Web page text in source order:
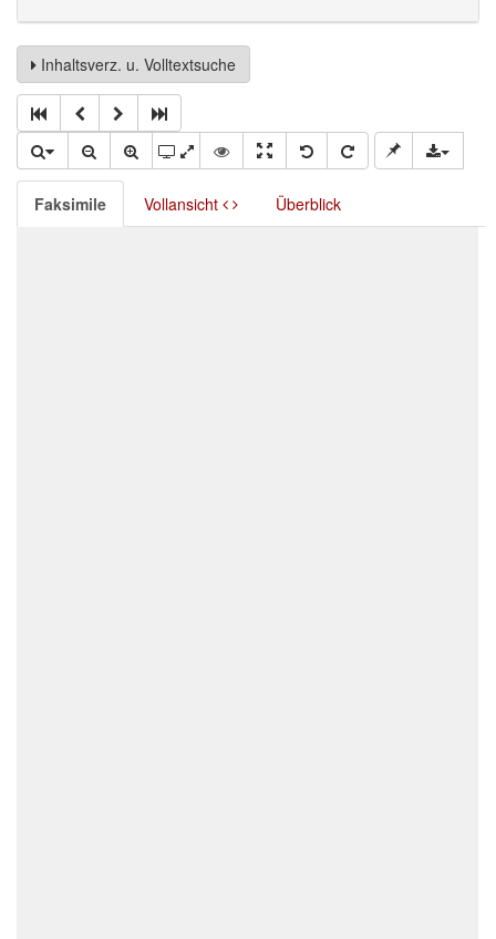
Inhaltsverz. u. Volltextsuche
Faksimile Vollansicht Überblick